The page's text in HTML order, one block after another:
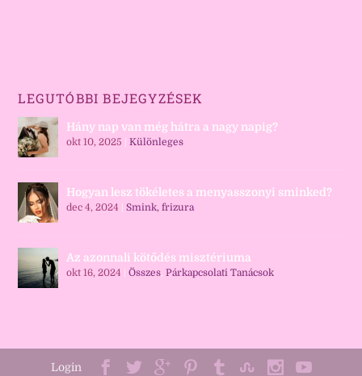
LEGUTÓBBI BEJEGYZÉSEK
Hány nap van még hátra a nagy napig?
okt 10, 2025 |Különleges
Hogyan lesz tökéletes a menyasszonyi sminked?
dec 4, 2024 |Smink, frizura
Az azonnali kötődés misztériuma
okt 16, 2024 |Összes,Párkapcsolati Tanácsok
Login